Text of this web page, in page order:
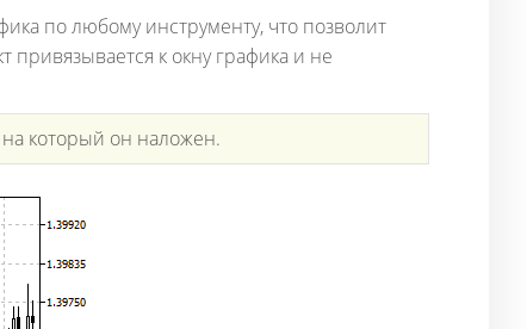
по любому инструменту, что позволит
к окну графика и не
который он наложен.